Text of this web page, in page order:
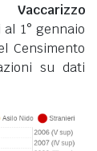
Vaccarizzo
1° gennaio
Censimento
su dati